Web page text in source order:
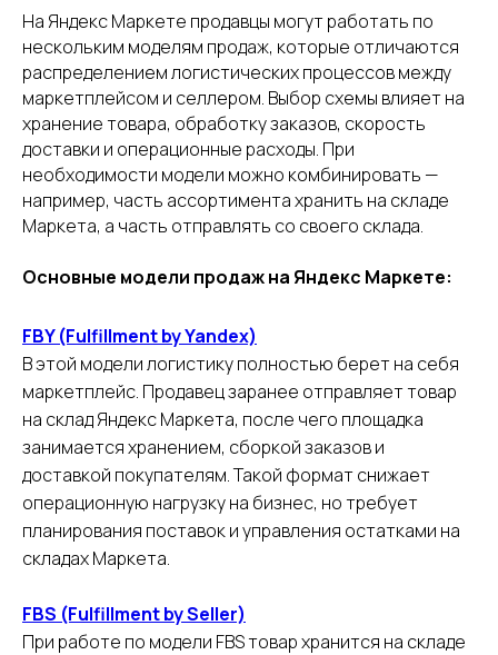
На Яндекс Маркете продавцы могут работать по
нескольким моделям продаж, которые отличаются
распределением логистических процессов между
маркетплейсом и селлером. Выбор схемы влияет на
хранение товара, обработку заказов, скорость
доставки и операционные расходы. При
необходимости модели можно комбинировать —
например, часть ассортимента хранить на складе
Маркета, а часть отправлять со своего склада.
Основные модели продаж на Яндекс Маркете:
FBY (Fulfillment by Yandex)
В этой модели логистику полностью берет на себя
маркетплейс. Продавец заранее отправляет товар
на склад Яндекс Маркета, после чего площадка
занимается хранением, сборкой заказов и
доставкой покупателям. Такой формат снижает
операционную нагрузку на бизнес, но требует
планирования поставок и управления остатками на
складах Маркета.
FBS (Fulfillment by Seller)
При работе по модели FBS товар хранится на складе